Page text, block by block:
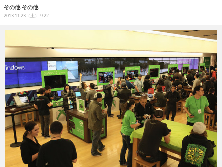
産業政策
イベント/セミナー
eスポーツ
その他 その他
2013.11.23（土） 9:22